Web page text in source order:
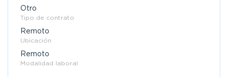
Otro
Tipo de contrato
Remoto
Ubicación
Remoto
Modalidad laboral